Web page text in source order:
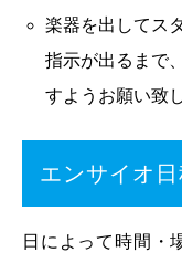
楽器を出してス
指示が出るまで
すようお願い致
エンサイオ日
日によって時間・